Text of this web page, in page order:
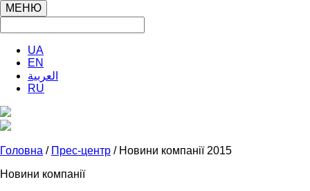
МЕНЮ
UA
EN
العربية
RU
Головна / Прес-центр / Новини компанії 2015
Новини компанії